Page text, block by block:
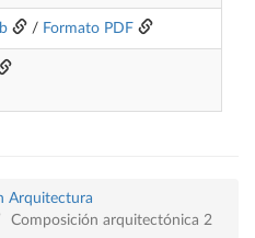
/ Formato PDF
Arquitectura
Composición arquitectónica 2